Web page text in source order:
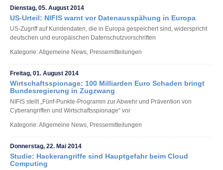
Dienstag, 05. August 2014
US-Urteil: NIFIS warnt vor Datenausspähung in Europa
US-Zugriff auf Kundendaten, die in Europa gespeichert sind, widerspricht
deutschen und europäischen Datenschutzvorschriften
Kategorie: Allgemeine News, Pressemitteilungen
Freitag, 01. August 2014
Wirtschaftsspionage: 100 Milliarden Euro Schaden bringt
Bundesregierung in Zugzwang
NIFIS stellt „Fünf-Punkte-Programm zur Abwehr und Prävention von
Cyberangriffen und Wirtschaftsspionage“ vor
Kategorie: Allgemeine News, Pressemitteilungen
Donnerstag, 22. Mai 2014
Studie: Hackerangriffe sind Hauptgefahr beim Cloud
Computing